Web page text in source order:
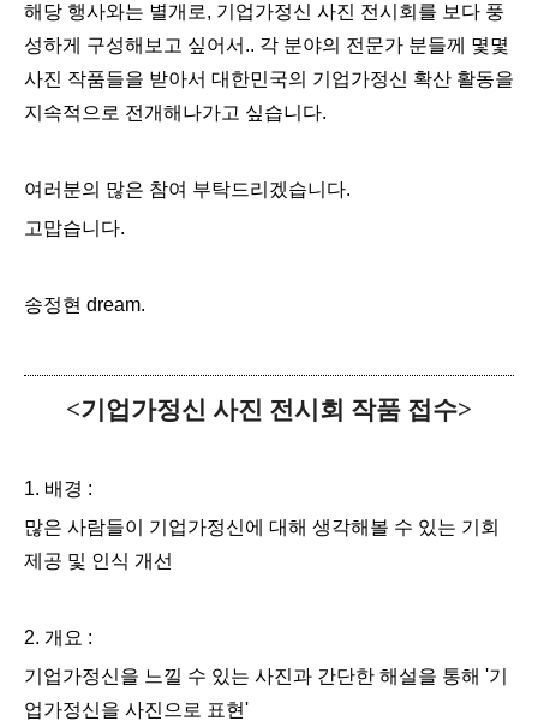
해당 행사와는 별개로, 기업가정신 사진 전시회를 보다 풍
성하게 구성해보고 싶어서.. 각 분야의 전문가 분들께 몇몇
사진 작품들을 받아서 대한민국의 기업가정신 확산 활동을
지속적으로 전개해나가고 싶습니다.
여러분의 많은 참여 부탁드리겠습니다.
고맙습니다.
송정현 dream.
<기업가정신 사진 전시회 작품 접수>
1. 배경 :
많은 사람들이 기업가정신에 대해 생각해볼 수 있는 기회
제공 및 인식 개선
2. 개요 :
기업가정신을 느낄 수 있는 사진과 간단한 해설을 통해 '기
업가정신을 사진으로 표현'